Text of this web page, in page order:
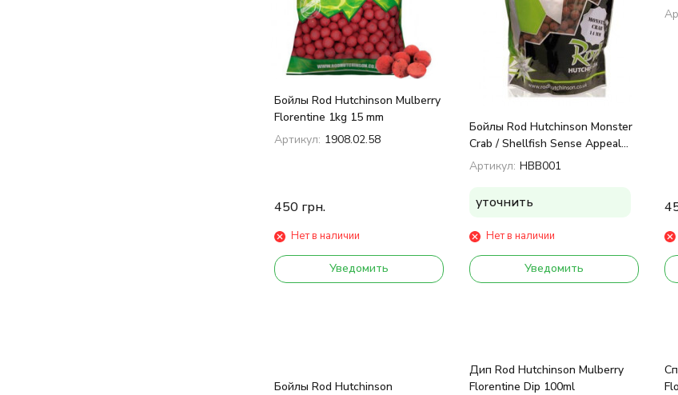
Бойлы Rod Hutchinson Mulberry
Florentine 1kg 15 mm
Артикул: 1908.02.58
450 грн.
Нет в наличии
Уведомить
Бойлы Rod Hutchinson Monster
Crab / Shellfish Sense Appeal
1kg 14 mm
Артикул: HBB001
уточнить
Нет в наличии
Уведомить
Бойлы Rod Hutchinson
Дип Rod Hutchinson Mulberry
Florentine Dip 100ml